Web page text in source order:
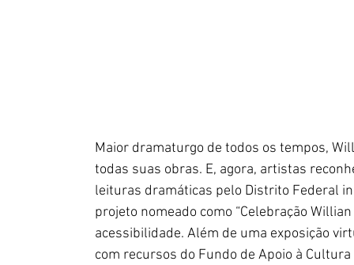
Maior dramaturgo de todos os tempos,
todas suas obras. E, agora, artistas
leituras dramáticas pelo Distrito Federal
projeto nomeado como “Celebração
acessibilidade. Além de uma exposição
com recursos do Fundo de Apoio à